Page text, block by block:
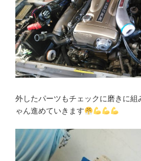
外したパーツもチェックに磨きに組
ゃん進めていきます